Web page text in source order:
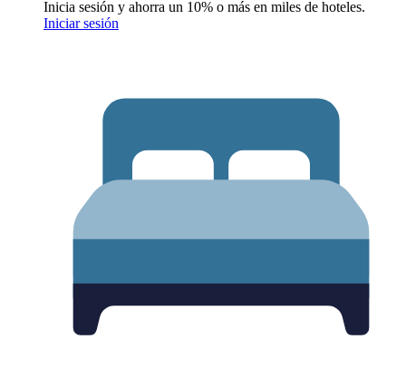
Inicia sesión y ahorra un 10% o más en miles de hoteles.
Iniciar sesión